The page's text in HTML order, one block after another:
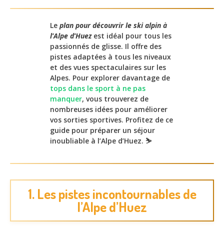
Le plan pour découvrir le ski alpin à
l’Alpe d’Huezest idéal pour tous les
passionnés de glisse. Il offre des
pistes adaptées à tous les niveaux
et des vues spectaculaires sur les
Alpes. Pour explorer davantage de
tops dans le sport à ne pas
manquer, vous trouverez de
nombreuses idées pour améliorer
vos sorties sportives. Profitez de ce
guide pour préparer un séjour
inoubliable à l’Alpe d’Huez. ⛷️
1. Les pistes incontournables de
l’Alpe d’Huez